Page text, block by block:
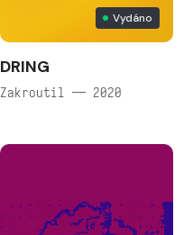
Vydáno
DRING
Zakroutil — 2020